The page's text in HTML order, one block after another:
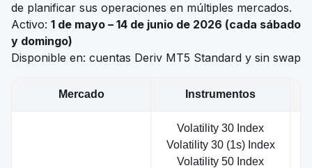
de planificar sus operaciones en múltiples mercados.
Activo: 1 de mayo – 14 de junio de 2026 (cada sábado
y domingo)
Disponible en: cuentas Deriv MT5 Standard y sin swap
Mercado Instrumentos
Volatility 30 Index
Volatility 30 (1s) Index
Volatility 50 Index